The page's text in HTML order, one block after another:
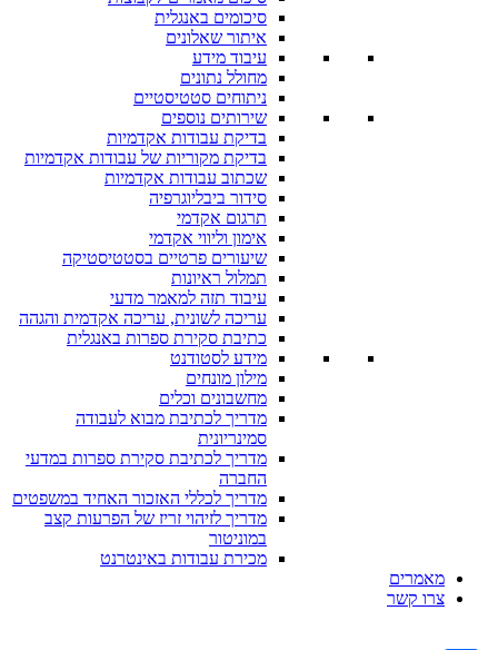
סיכומים באנגלית
איתור שאלונים
עיבוד מידע
מחולל נתונים
ניתוחים סטטיסטיים
שירותים נוספים
בדיקת עבודות אקדמיות
בדיקת מקוריות של עבודות אקדמיות
שכתוב עבודות אקדמיות
סידור ביבליוגרפיה
תרגום אקדמי
אימון וליווי אקדמי
שיעורים פרטיים בסטטיסטיקה
תמלול ראיונות
עיבוד תזה למאמר מדעי
עריכה לשונית, עריכה אקדמית והגהה
כתיבת סקירת ספרות באנגלית
מידע לסטודנט
מילון מונחים
מחשבונים וכלים
מדריך לכתיבת מבוא לעבודה
סמינריונית
מדריך לכתיבת סקירת ספרות במדעי
החברה
מדריך לכללי האזכור האחיד במשפטים
מדריך לזיהוי זריז של הפרעות קצב
במוניטור
מכירת עבודות באינטרנט
מאמרים
צרו קשר